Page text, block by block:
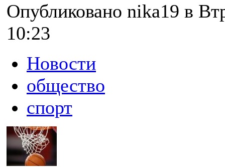
Опубликовано nika19 в
10:23
Новости
общество
спорт